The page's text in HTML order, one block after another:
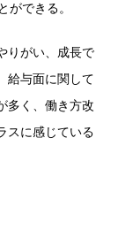
ができる。
りがい、成長で
給与面に関して
多く、働き方改
スに感じている